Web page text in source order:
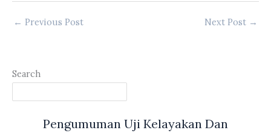
← Previous Post Next Post →
Search
Pengumuman Uji Kelayakan Dan